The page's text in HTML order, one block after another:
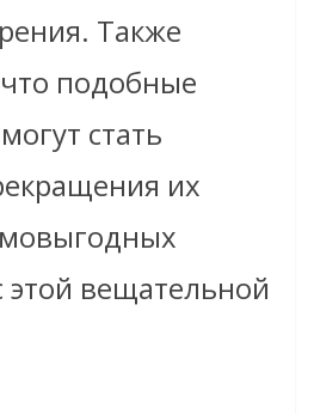
Также
подобные
стать
их
вещательной